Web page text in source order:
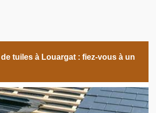
tuiles à Louargat : fiez-vous à un